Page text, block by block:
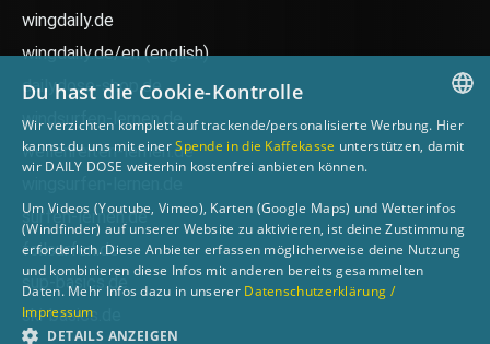
wingdaily.de
wingdaily.de/en(english)
dailydose-shop.de
windsurfen-lernen.de
wellenreiten-lernen.de
surfen-lernen.de
foilsurfen.de
sup-basics.de
ski-basics.de
GERMAN
Du hast die Cookie-Kontrolle
Wir verzichten komplett auf trackende/personalisierte Werbung. Hier
kannst du uns mit einerSpende in die Kaffekasse unterstützen, damit
wir DAILY DOSE weiterhin kostenfrei anbieten können.
Um Videos (Youtube, Vimeo), Karten (Google Maps) und Wetterinfos
(Windfinder) auf unserer Website zu aktivieren, ist deine Zustimmung
erforderlich. Diese Anbieter erfassen möglicherweise deine Nutzung
und kombinieren diese Infos mit anderen bereits gesammelten
Daten. Mehr Infos dazu in unserer Datenschutzerklärung /
Impressum
DETAILS ANZEIGEN